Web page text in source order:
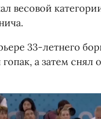
весовой
33-летнего
а затем снял